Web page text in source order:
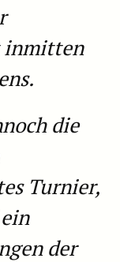
inmitten
die
Turnier,
der